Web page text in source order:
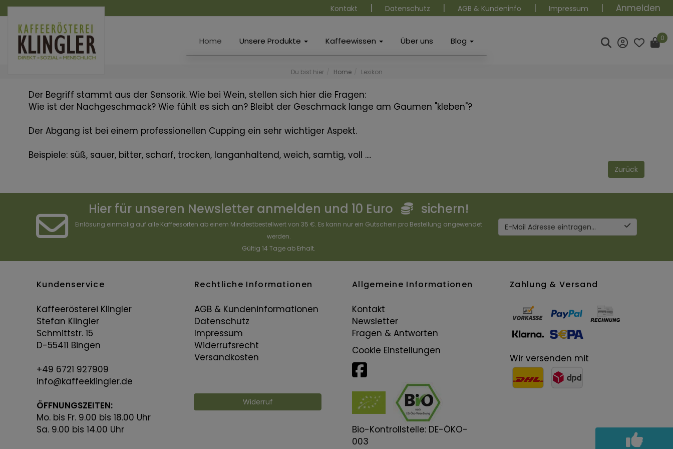
Kontakt | Datenschutz | AGB & Kundeninfo | Impressum | Anmelden
Home Unsere Produkte Kaffeewissen Über uns Blog 0
Du bist hier Home Lexikon
Der Begriff stammt aus der Sensorik. Wie bei Wein, stellen sich hier die Fragen:
Wie ist der Nachgeschmack? Wie fühlt es sich an? Bleibt der Geschmack lange am Gaumen "kleben"?
Der Abgang ist bei einem professionellen Cupping ein sehr wichtiger Aspekt.
Beispiele: süß, sauer, bitter, scharf, trocken, langanhaltend, weich, samtig, voll ....
Zurück
Hier für unseren Newsletter anmelden und 10 Euro sichern!
Einlösung einmalig auf alle Kaffeesorten ab einem Mindestbestellwert von 35 €. Es kann nur ein Gutschein pro Bestellung angewendet
werden.
Gültig 14 Tage ab Erhalt.
E-Mail Adresse eintragen...
Kundenservice
Kaffeerösterei Klingler
Stefan Klingler
Schmittstr. 15
D-55411 Bingen
+49 6721 927909
info@kaffeeklingler.de
ÖFFNUNGSZEITEN:
Mo. bis Fr. 9.00 bis 18.00 Uhr
Sa. 9.00 bis 14.00 Uhr
Rechtliche Informationen
AGB & Kundeninformationen
Datenschutz
Impressum
Widerrufsrecht
Versandkosten
Widerruf
Allgemeine Informationen
Kontakt
Newsletter
Fragen & Antworten
Cookie Einstellungen
Bio-Kontrollstelle: DE-ÖKO-
003
Zahlung & Versand
Wir versenden mit